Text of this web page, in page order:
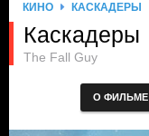
КИНО КАСКАДЕРЫ
Каскадеры
The Fall Guy
О ФИЛЬМЕ